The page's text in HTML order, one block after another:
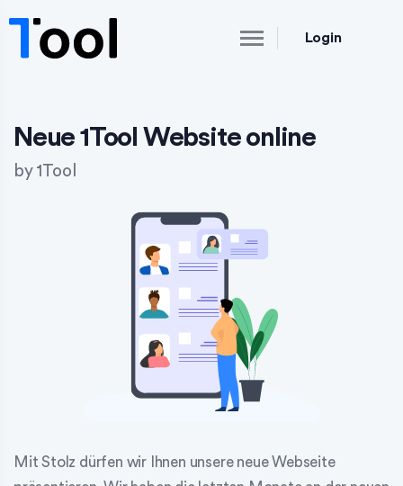
Login
Neue 1Tool Website online
by1Tool
Mit Stolz dürfen wir Ihnen unsere neue Webseite